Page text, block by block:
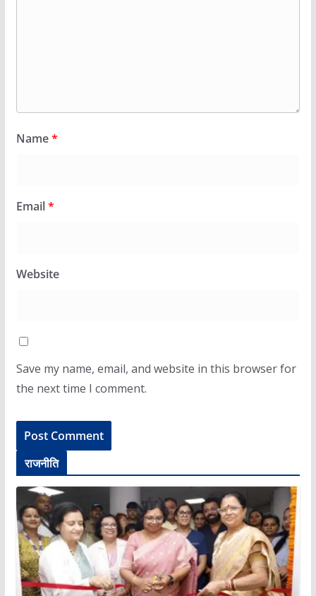
Name*
Email*
Website
Save my name, email, and website in this browser for
the next time I comment.
राजनीति